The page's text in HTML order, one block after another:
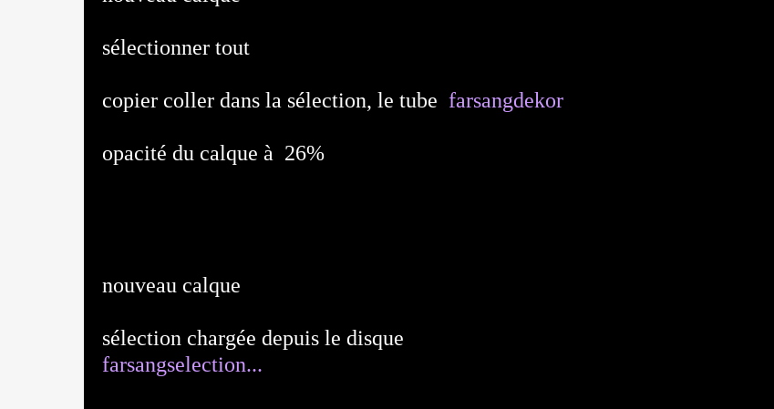
sélectionner tout
copier coller dans la sélection, le tube farsangdekor
opacité du calque à 26%
nouveau calque
sélection chargée depuis le disque
farsangselection...